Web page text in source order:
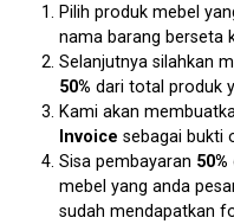
Pilih produk mebel
nama barang berseta
Selanjutnya silahkan
50% dari total produk
Kami akan
Invoice sebagai bukti
Sisa pembayaran 50%
mebel yang anda
sudah mendapatkan